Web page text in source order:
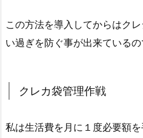
この方法を導入してからはク
い過ぎを防ぐ事が出来ているの
クレカ袋管理作戦
私は生活費を月に１度必要額